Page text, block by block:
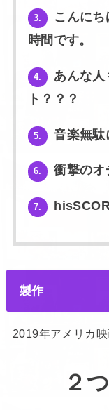
3.
こんに
時間です。
4.
あんな人
ト？？？
5. 音楽無駄
6. 衝撃のオ
7.
製作
2019年アメリカ
２